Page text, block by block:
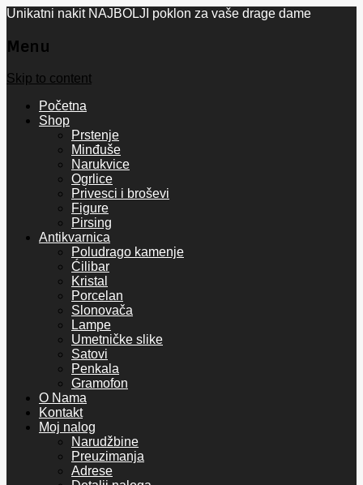
Unikatni nakit NAJBOLJI poklon za vaše drage dame
Menu
Skip to content
Početna
Shop
Prstenje
Minđuše
Narukvice
Ogrlice
Privesci i broševi
Figure
Pirsing
Antikvarnica
Poludrago kamenje
Ćilibar
Kristal
Porcelan
Slonovača
Lampe
Umetničke slike
Satovi
Penkala
Gramofon
O Nama
Kontakt
Moj nalog
Narudžbine
Preuzimanja
Adrese